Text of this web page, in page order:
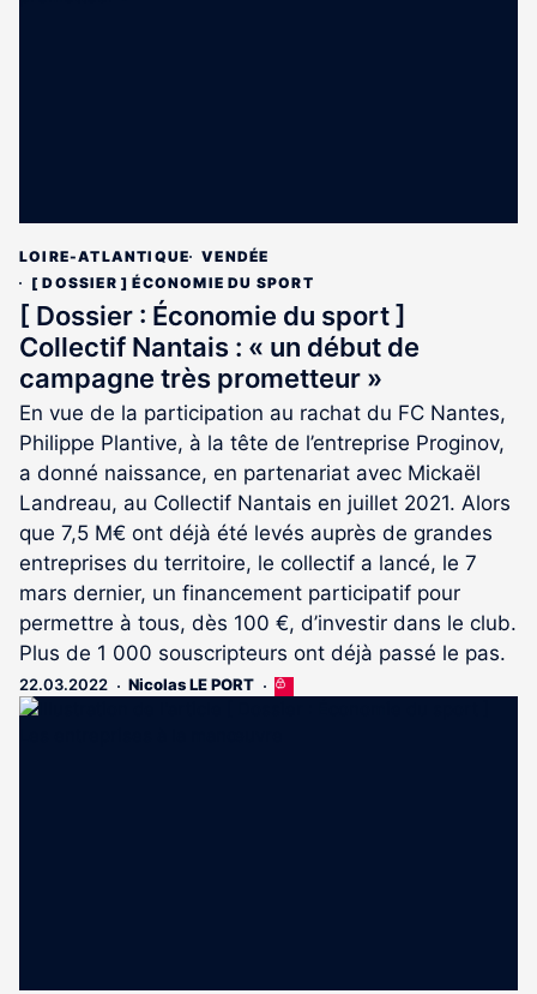
LOIRE-ATLANTIQUE
VENDÉE
[ DOSSIER ] ÉCONOMIE DU SPORT
[ Dossier : Économie du sport ]
Collectif Nantais : « un début de
campagne très prometteur »
En vue de la participation au rachat du FC Nantes,
Philippe Plantive, à la tête de l’entreprise Proginov,
a donné naissance, en partenariat avec Mickaël
Landreau, au Collectif Nantais en juillet 2021. Alors
que 7,5 M€ ont déjà été levés auprès de grandes
entreprises du territoire, le collectif a lancé, le 7
mars dernier, un financement participatif pour
permettre à tous, dès 100 €, d’investir dans le club.
Plus de 1 000 souscripteurs ont déjà passé le pas.
22.03.2022 Nicolas LE PORT
Cet